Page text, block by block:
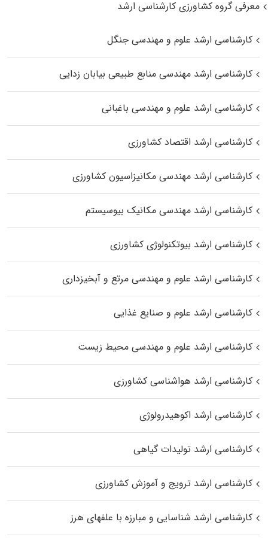
معرفی گروه کشاورزی کارشناسی ارشد
کارشناسی ارشد علوم و مهندسی جنگل
کارشناسی ارشد مهندسی منابع طبیعی بیابان زدایی
کارشناسی ارشد علوم و مهندسی باغبانی
کارشناسی ارشد اقتصاد کشاورزی
کارشناسی ارشد مهندسی مکانیزاسیون کشاورزی
کارشناسی ارشد مهندسی مکانیک بیوسیستم
کارشناسی ارشد بیوتکنولوژی کشاورزی
کارشناسی ارشد علوم و مهندسی مرتع و آبخیزداری
کارشناسی ارشد علوم و صنایع غذایی
کارشناسی ارشد علوم و مهندسی محیط زیست
کارشناسی ارشد هواشناسی کشاورزی
کارشناسی ارشد اکوهیدرولوژی
کارشناسی ارشد تولیدات گیاهی
کارشناسی ارشد ترویج و آموزش کشاورزی
کارشناسی ارشد شناسایی و مبارزه با علفهای هرز